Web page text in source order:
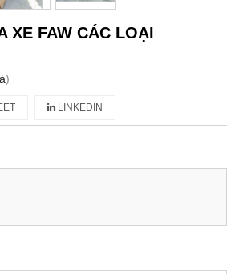
XE FAW CÁC LOẠI
)
LINKEDIN